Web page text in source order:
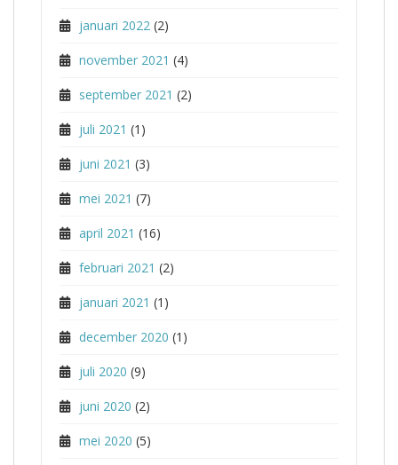
januari 2022 (2)
november 2021 (4)
september 2021 (2)
juli 2021 (1)
juni 2021 (3)
mei 2021 (7)
april 2021 (16)
februari 2021 (2)
januari 2021 (1)
december 2020 (1)
juli 2020 (9)
juni 2020 (2)
mei 2020 (5)